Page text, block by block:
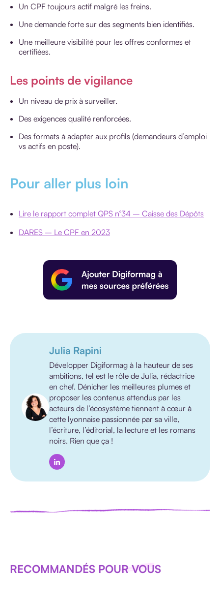
Un CPF toujours actif malgré les freins.
Une demande forte sur des segments bien identifiés.
Une meilleure visibilité pour les offres conformes et
certifiées.
Les points de vigilance
Un niveau de prix à surveiller.
Des exigences qualité renforcées.
Des formats à adapter aux profils (demandeurs d’emploi
vs actifs en poste).
Pour aller plus loin
Lire le rapport complet QPS n°34 – Caisse des Dépôts
DARES – Le CPF en 2023
Julia Rapini
Développer Digiformag à la hauteur de ses
ambitions, tel est le rôle de Julia, rédactrice
en chef. Dénicher les meilleures plumes et
proposer les contenus attendus par les
acteurs de l’écosystème tiennent à cœur à
cette lyonnaise passionnée par sa ville,
l’écriture, l’éditorial, la lecture et les romans
noirs. Rien que ça !
RECOMMANDÉS POUR VOUS